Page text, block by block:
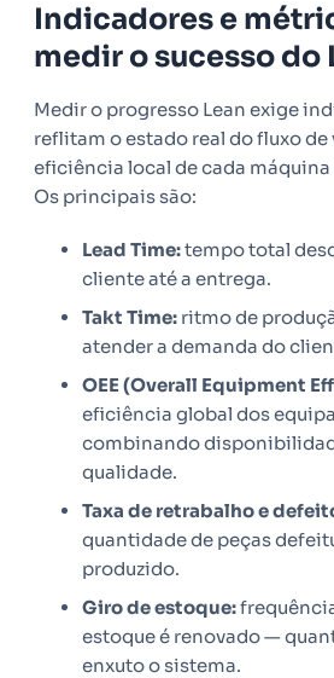
Indicadores e
medir o sucesso do
Medir o progresso Lean exige
reflitam o estado real do fluxo de
eficiência local de cada
Os principais são:
Lead Time:tempo total
cliente até a entrega.
Takt Time: ritmo de
atender a demanda do
OEE (Overall Equipment
eficiência global dos
combinando
qualidade.
Taxa de retrabalho e
quantidade de peças
produzido.
Giro de estoque:
estoque é renovado —
enxuto o sistema.